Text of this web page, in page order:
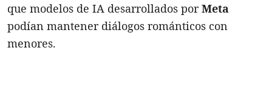
que modelos de IA desarrollados porMeta
podían mantener diálogos románticos con
menores.